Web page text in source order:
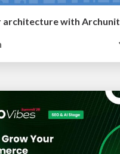
architecture with Archunit